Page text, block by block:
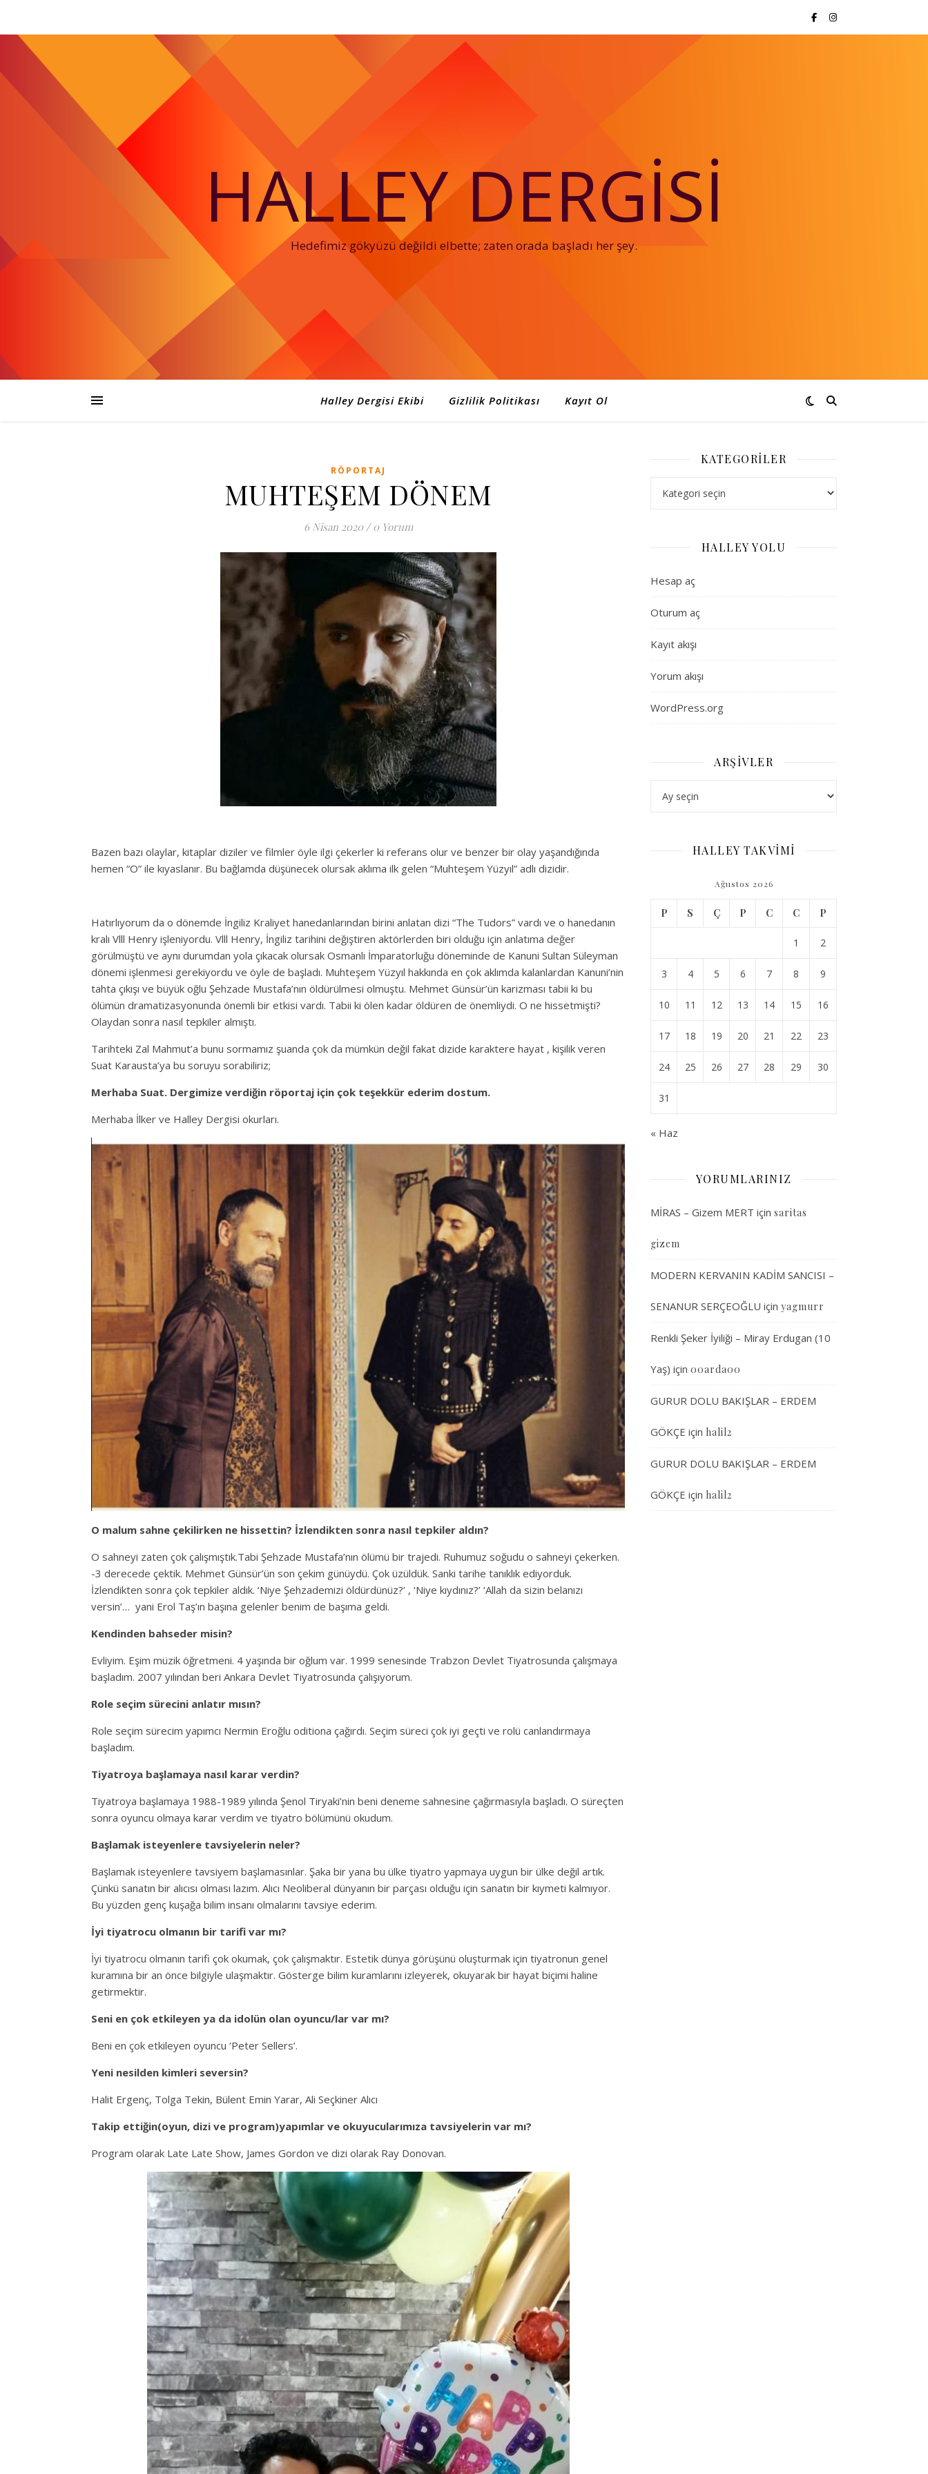
HALLEY DERGISI
Hedefimiz gökyüzü değildi elbette; zaten orada başladı her şey.
Halley Dergisi Ekibi Gizlilik Politikası Kayıt Ol
RÖPORTAJ
MUHTEŞEM DÖNEM
6 Nisan 2020 / 0 Yorum
Bazen bazı olaylar, kitaplar diziler ve filmler öyle ilgi çekerler ki referans olur ve benzer bir olay yaşandığında
hemen “O” ile kıyaslanır. Bu bağlamda düşünecek olursak aklıma ilk gelen “Muhteşem Yüzyıl” adlı dizidir.
Hatırlıyorum da o dönemde İngiliz Kraliyet hanedanlarından birini anlatan dizi “The Tudors” vardı ve o hanedanın
kralı Vlll Henry işleniyordu. Vlll Henry, İngiliz tarihini değiştiren aktörlerden biri olduğu için anlatıma değer
görülmüştü ve aynı durumdan yola çıkacak olursak Osmanlı İmparatorluğu döneminde de Kanuni Sultan Süleyman
dönemi işlenmesi gerekiyordu ve öyle de başladı. Muhteşem Yüzyıl hakkında en çok aklımda kalanlardan Kanuni’nin
tahta çıkışı ve büyük oğlu Şehzade Mustafa’nın öldürülmesi olmuştu. Mehmet Günsür’ün karizması tabii ki bu
ölümün dramatizasyonunda önemli bir etkisi vardı. Tabii ki ölen kadar öldüren de önemliydi. O ne hissetmişti?
Olaydan sonra nasıl tepkiler almıştı.
Tarihteki Zal Mahmut’a bunu sormamız şuanda çok da mümkün değil fakat dizide karaktere hayat , kişilik veren
Suat Karausta’ya bu soruyu sorabiliriz;
Merhaba Suat. Dergimize verdiğin röportaj için çok teşekkür ederim dostum.
Merhaba İlker ve Halley Dergisi okurları.
O malum sahne çekilirken ne hissettin? İzlendikten sonra nasıl tepkiler aldın?
O sahneyi zaten çok çalışmıştık.Tabi Şehzade Mustafa’nın ölümü bir trajedi. Ruhumuz soğudu o sahneyi çekerken.
-3 derecede çektik. Mehmet Günsür’ün son çekim günüydü. Çok üzüldük. Sanki tarihe tanıklık ediyorduk.
İzlendikten sonra çok tepkiler aldık. ‘Niye Şehzademizi öldürdünüz?’ , ‘Niye kıydınız?’ ‘Allah da sizin belanızı
versin’… yani Erol Taş’ın başına gelenler benim de başıma geldi.
Kendinden bahseder misin?
Evliyim. Eşim müzik öğretmeni. 4 yaşında bir oğlum var. 1999 senesinde Trabzon Devlet Tiyatrosunda çalışmaya
başladım. 2007 yılından beri Ankara Devlet Tiyatrosunda çalışıyorum.
Role seçim sürecini anlatır mısın?
Role seçim sürecim yapımcı Nermin Eroğlu oditiona çağırdı. Seçim süreci çok iyi geçti ve rolü canlandırmaya
başladım.
Tiyatroya başlamaya nasıl karar verdin?
Tiyatroya başlamaya 1988-1989 yılında Şenol Tiryaki’nin beni deneme sahnesine çağırmasıyla başladı. O süreçten
sonra oyuncu olmaya karar verdim ve tiyatro bölümünü okudum.
Başlamak isteyenlere tavsiyelerin neler?
Başlamak isteyenlere tavsiyem başlamasınlar. Şaka bir yana bu ülke tiyatro yapmaya uygun bir ülke değil artık.
Çünkü sanatın bir alıcısı olması lazım. Alıcı Neoliberal dünyanın bir parçası olduğu için sanatın bir kıymeti kalmıyor.
Bu yüzden genç kuşağa bilim insanı olmalarını tavsiye ederim.
İyi tiyatrocu olmanın bir tarifi var mı?
İyi tiyatrocu olmanın tarifi çok okumak, çok çalışmaktır. Estetik dünya görüşünü oluşturmak için tiyatronun genel
kuramına bir an önce bilgiyle ulaşmaktır. Gösterge bilim kuramlarını izleyerek, okuyarak bir hayat biçimi haline
getirmektir.
Seni en çok etkileyen ya da idolün olan oyuncu/lar var mı?
Beni en çok etkileyen oyuncu ‘Peter Sellers’.
Yeni nesilden kimleri seversin?
Halit Ergenç, Tolga Tekin, Bülent Emin Yarar, Ali Seçkiner Alıcı
Takip ettiğin(oyun, dizi ve program)yapımlar ve okuyucularımıza tavsiyelerin var mı?
Program olarak Late Late Show, James Gordon ve dizi olarak Ray Donovan.
KATEGORILER
HALLEY YOLU
Hesap aç
Oturum aç
Kayıt akışı
Yorum akışı
WordPress.org
ARŞIVLER
HALLEY TAKVİMİ
Ağustos 2026
P S Ç P C C P
1 2
3 4 5 6 7 8 9
10 11 12 13 14 15 16
17 18 19 20 21 22 23
24 25 26 27 28 29 30
31
« Haz
YORUMLARINIZ
MİRAS – Gizem MERT için saritas
gizem
MODERN KERVANIN KADİM SANCISI –
SENANUR SERÇEOĞLU için yagmurr
Renkli Şeker İyiliği – Miray Erdugan (10
Yaş) için 00arda00
GURUR DOLU BAKIŞLAR – ERDEM
GÖKÇE için halil2
GURUR DOLU BAKIŞLAR – ERDEM
GÖKÇE için halil2